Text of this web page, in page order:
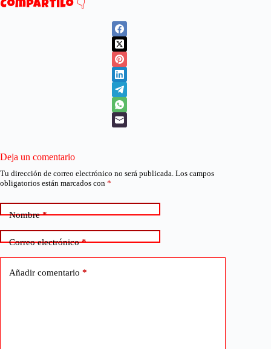
Compartilo 👇
Deja un comentario
Tu dirección de correo electrónico no será publicada. Los campos
obligatorios están marcados con *
Nombre*
Correo electrónico*
Añadir comentario *